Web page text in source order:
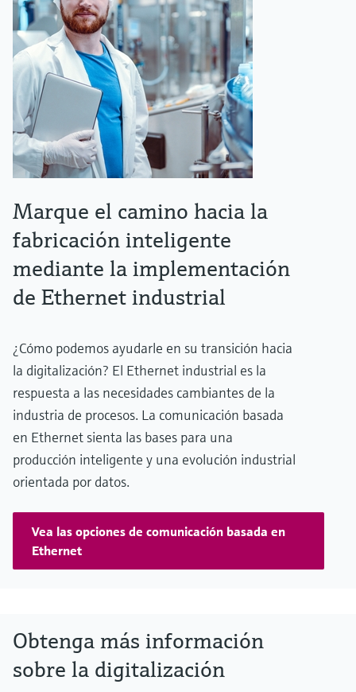
Marque el camino hacia la
fabricación inteligente
mediante la implementación
de Ethernet industrial
¿Cómo podemos ayudarle en su transición hacia
la digitalización? El Ethernet industrial es la
respuesta a las necesidades cambiantes de la
industria de procesos. La comunicación basada
en Ethernet sienta las bases para una
producción inteligente y una evolución industrial
orientada por datos.
Vea las opciones de comunicación basada en
Ethernet
Obtenga más información
sobre la digitalización